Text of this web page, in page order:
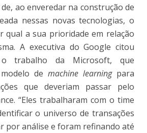
ao enveredar na construção de
nessas novas tecnologias, o
qual a sua prioridade em relação
A executiva do Google citou
trabalho da Microsoft, que
de machine learningpara
que deveriam passar pelo
“Eles trabalharam com o time
o universo de transações
por análise e foram refinando até